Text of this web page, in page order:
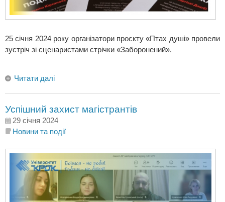
25 січня 2024 року організатори проєкту «Птах душі» провели
зустріч зі сценаристами стрічки «Заборонений».
Читати далі
Успішний захист магістрантів
29 січня 2024
Новини та події